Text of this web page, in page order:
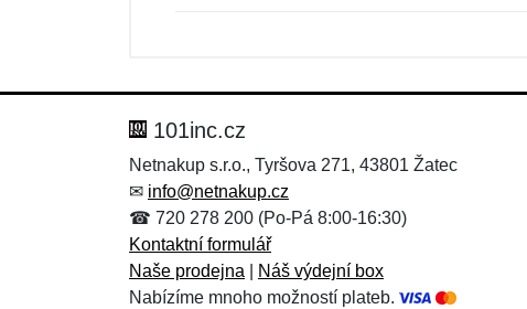
Zpráva*
Zpráva*
101inc.cz
Netnakup s.r.o., Tyršova 271, 43801 Žatec
✉ info@netnakup.cz
☎ 720 278 200 (Po-Pá 8:00-16:30)
Kontaktní formulář
Naše prodejna
Náš výdejní box
Nabízíme mnoho možností plateb.